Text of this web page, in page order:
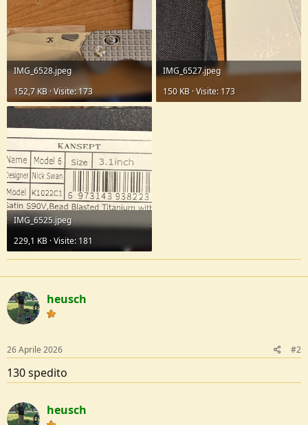
IMG_6528.jpeg
152,7 KB · Visite: 173
IMG_6527.jpeg
150 KB · Visite: 173
IMG_6525.jpeg
229,1 KB · Visite: 181
heusch
26 Aprile 2026 #2
130 spedito
heusch